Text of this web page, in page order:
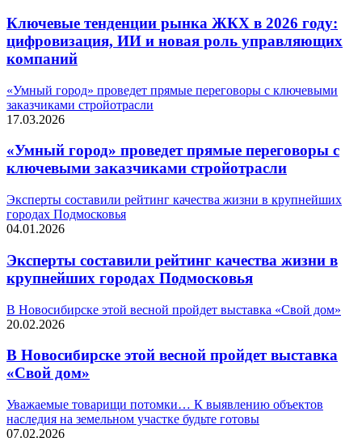
Ключевые тенденции рынка ЖКХ в 2026 году:
цифровизация, ИИ и новая роль управляющих
компаний
«Умный город» проведет прямые переговоры с ключевыми
заказчиками стройотрасли
17.03.2026
«Умный город» проведет прямые переговоры с
ключевыми заказчиками стройотрасли
Эксперты составили рейтинг качества жизни в крупнейших
городах Подмосковья
04.01.2026
Эксперты составили рейтинг качества жизни в
крупнейших городах Подмосковья
В Новосибирске этой весной пройдет выставка «Свой дом»
20.02.2026
В Новосибирске этой весной пройдет выставка
«Свой дом»
Уважаемые товарищи потомки… К выявлению объектов
наследия на земельном участке будьте готовы
07.02.2026